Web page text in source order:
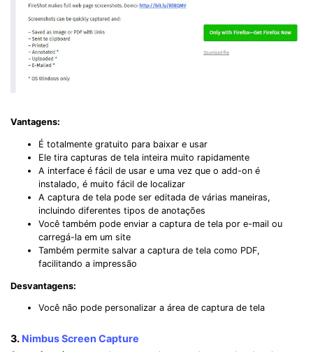
Vantagens:
É totalmente gratuito para baixar e usar
Ele tira capturas de tela inteira muito rapidamente
A interface é fácil de usar e uma vez que o add-on é
instalado, é muito fácil de localizar
A captura de tela pode ser editada de várias maneiras,
incluindo diferentes tipos de anotações
Você também pode enviar a captura de tela por e-mail ou
carregá-la em um site
Também permite salvar a captura de tela como PDF,
facilitando a impressão
Desvantagens:
Você não pode personalizar a área de captura de tela
3. Nimbus Screen Capture